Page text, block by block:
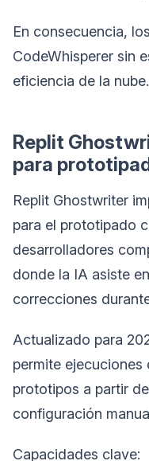
En consecuencia,
CodeWhisperer sin
eficiencia de la nube.
Replit
para
Replit Ghostwriter
para el prototipado
desarrolladores
donde la IA asiste
correcciones
Actualizado para
permite ejecuciones
prototipos a partir
configuración
Capacidades clave: